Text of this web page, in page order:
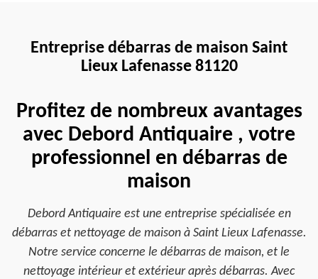
Entreprise débarras de maison Saint
Lieux Lafenasse 81120
Profitez de nombreux avantages
avec Debord Antiquaire , votre
professionnel en débarras de
maison
Debord Antiquaire est une entreprise spécialisée en
débarras et nettoyage de maison à Saint Lieux Lafenasse.
Notre service concerne le débarras de maison, et le
nettoyage intérieur et extérieur après débarras. Avec